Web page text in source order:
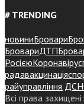
# TRENDING
новиниБровари
БровариДТП
РосієюКоронавірус
радавакцинація
райуправління
Всі права